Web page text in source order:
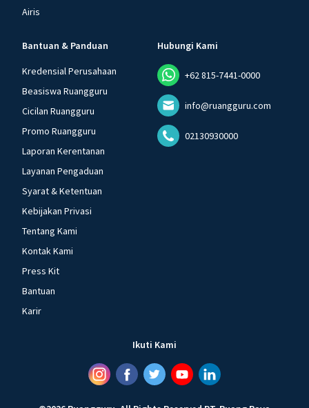
Airis
Bantuan & Panduan
Kredensial Perusahaan
Beasiswa Ruangguru
Cicilan Ruangguru
Promo Ruangguru
Laporan Kerentanan
Layanan Pengaduan
Syarat & Ketentuan
Kebijakan Privasi
Tentang Kami
Kontak Kami
Press Kit
Bantuan
Karir
Hubungi Kami
+62 815-7441-0000
info@ruangguru.com
02130930000
Ikuti Kami